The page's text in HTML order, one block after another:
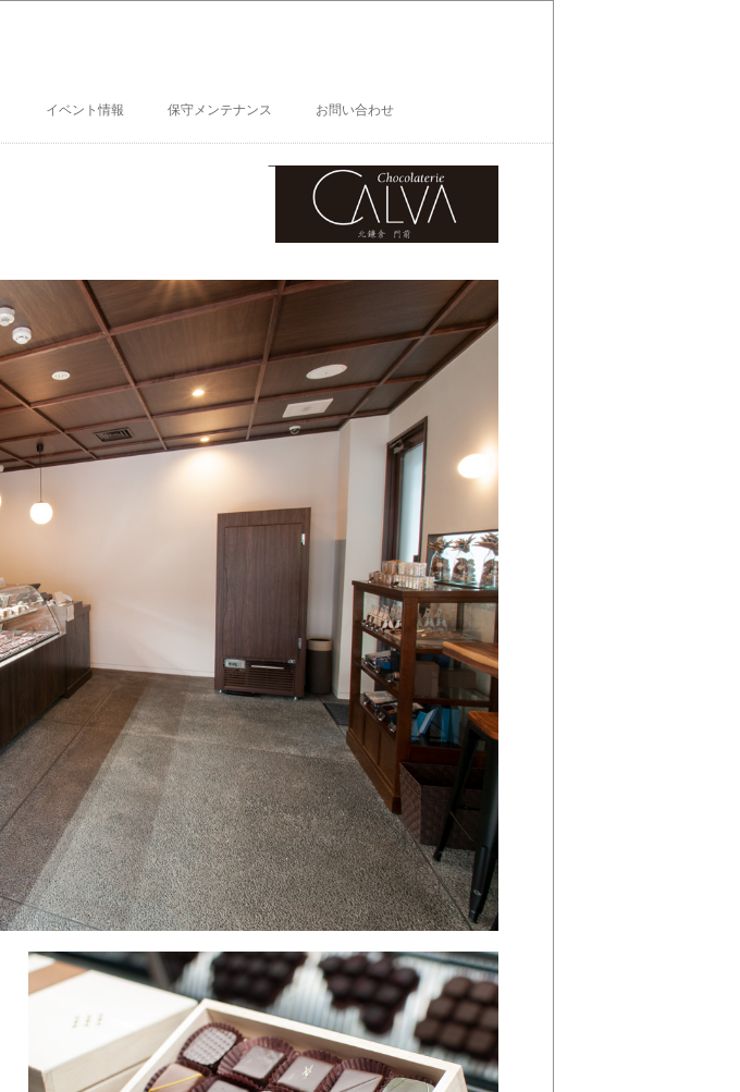
イベント情報 保守メンテナンス お問い合わせ